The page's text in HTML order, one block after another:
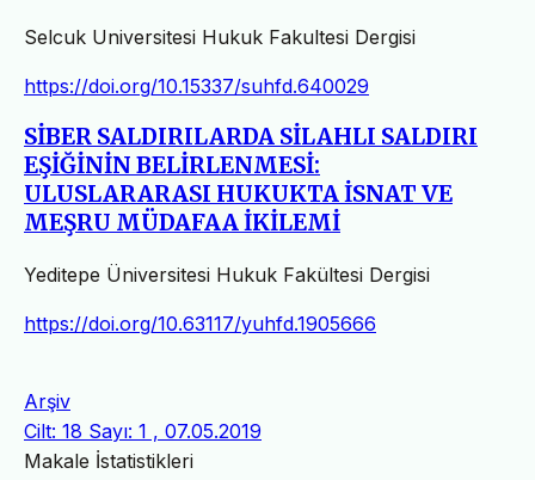
Selcuk Universitesi Hukuk Fakultesi Dergisi
https://doi.org/10.15337/suhfd.640029
SİBER SALDIRILARDA SİLAHLI SALDIRI
EŞİĞİNİN BELİRLENMESİ:
ULUSLARARASI HUKUKTA İSNAT VE
MEŞRU MÜDAFAA İKİLEMİ
Yeditepe Üniversitesi Hukuk Fakültesi Dergisi
https://doi.org/10.63117/yuhfd.1905666
Arşiv
Cilt: 18 Sayı: 1 , 07.05.2019
Makale İstatistikleri